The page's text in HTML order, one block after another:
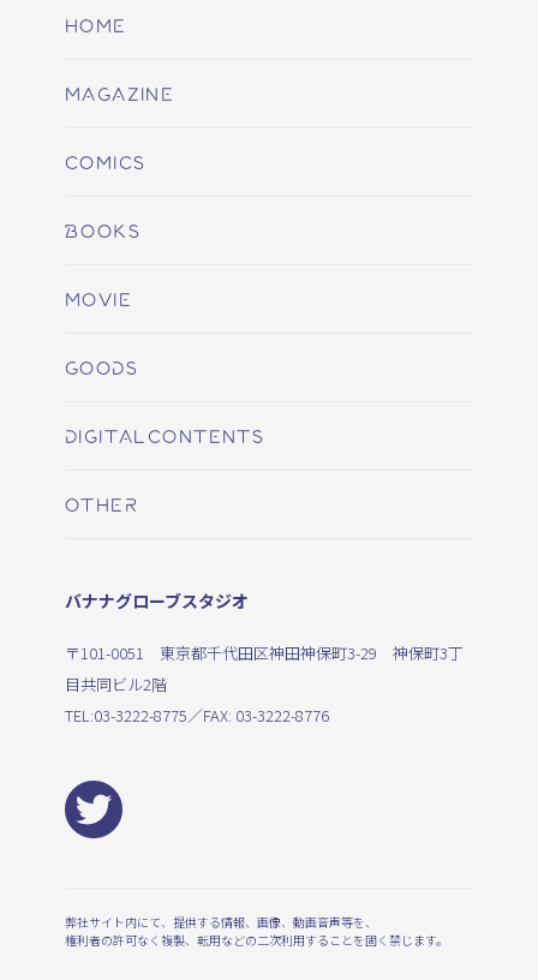
HOME
MAGAZINE
COMICS
BOOKS
MOVIE
GOODS
DIGITALCONTENTS
OTHER
バナナグローブスタジオ
〒101-0051 東京都千代田区神田神保町3-29 神保町3丁
目共同ビル2階
TEL:03-3222-8775／FAX: 03-3222-8776
弊社サイト内にて、提供する情報、画像、動画音声等を、
権利者の許可なく複製、転用などの二次利用することを固く禁じます。